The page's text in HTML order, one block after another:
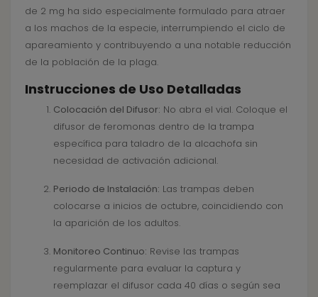
de 2 mg ha sido especialmente formulado para atraer
a los machos de la especie, interrumpiendo el ciclo de
apareamiento y contribuyendo a una notable reducción
de la población de la plaga.
Instrucciones de Uso Detalladas
Colocación del Difusor: No abra el vial. Coloque el
difusor de feromonas dentro de la trampa
específica para taladro de la alcachofa sin
necesidad de activación adicional.
Periodo de Instalación: Las trampas deben
colocarse a inicios de octubre, coincidiendo con
la aparición de los adultos.
Monitoreo Continuo: Revise las trampas
regularmente para evaluar la captura y
reemplazar el difusor cada 40 días o según sea